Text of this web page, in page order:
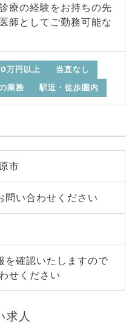
療の経験をお持ちの先
師としてご勤務可能な
万円以上
当直なし
業務
駅近・徒歩圏内
市
問い合わせください
を確認いたしますので
せください
求人